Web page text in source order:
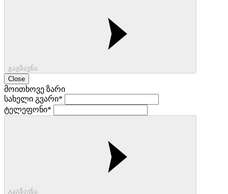
გაგზავნა
Close
მოითხოვე ზარი
სახელი გვარი*
ტელეფონი*
გაგზავნა